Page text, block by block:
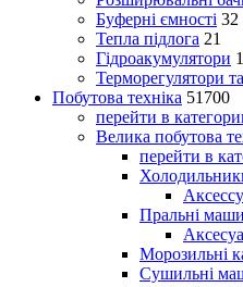
Буферні ємності 32
Тепла підлога 21
Гідроакумулятори
Терморегулятори
Побутова техніка 51700
перейти в
Велика побутова
перейти в
Пральні
Морозильні
Сушильні